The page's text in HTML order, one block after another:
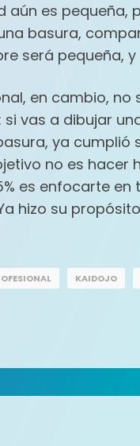
aún es pequeña,
basura,
será pequeña,
en cambio,
si vas a dibujar
ya cumplió
no es hacer
es enfocarte
hizo su
KAIDOJO